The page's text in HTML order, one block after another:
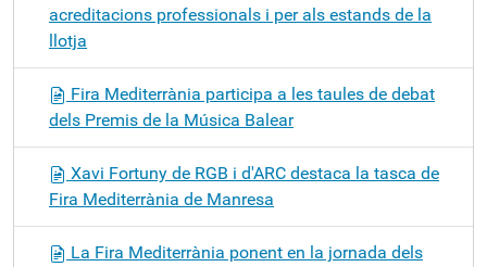
acreditacions professionals i per als estands de la
llotja
Fira Mediterrània participa a les taules de debat
dels Premis de la Música Balear
Xavi Fortuny de RGB i d'ARC destaca la tasca de
Fira Mediterrània de Manresa
La Fira Mediterrània ponent en la jornada dels